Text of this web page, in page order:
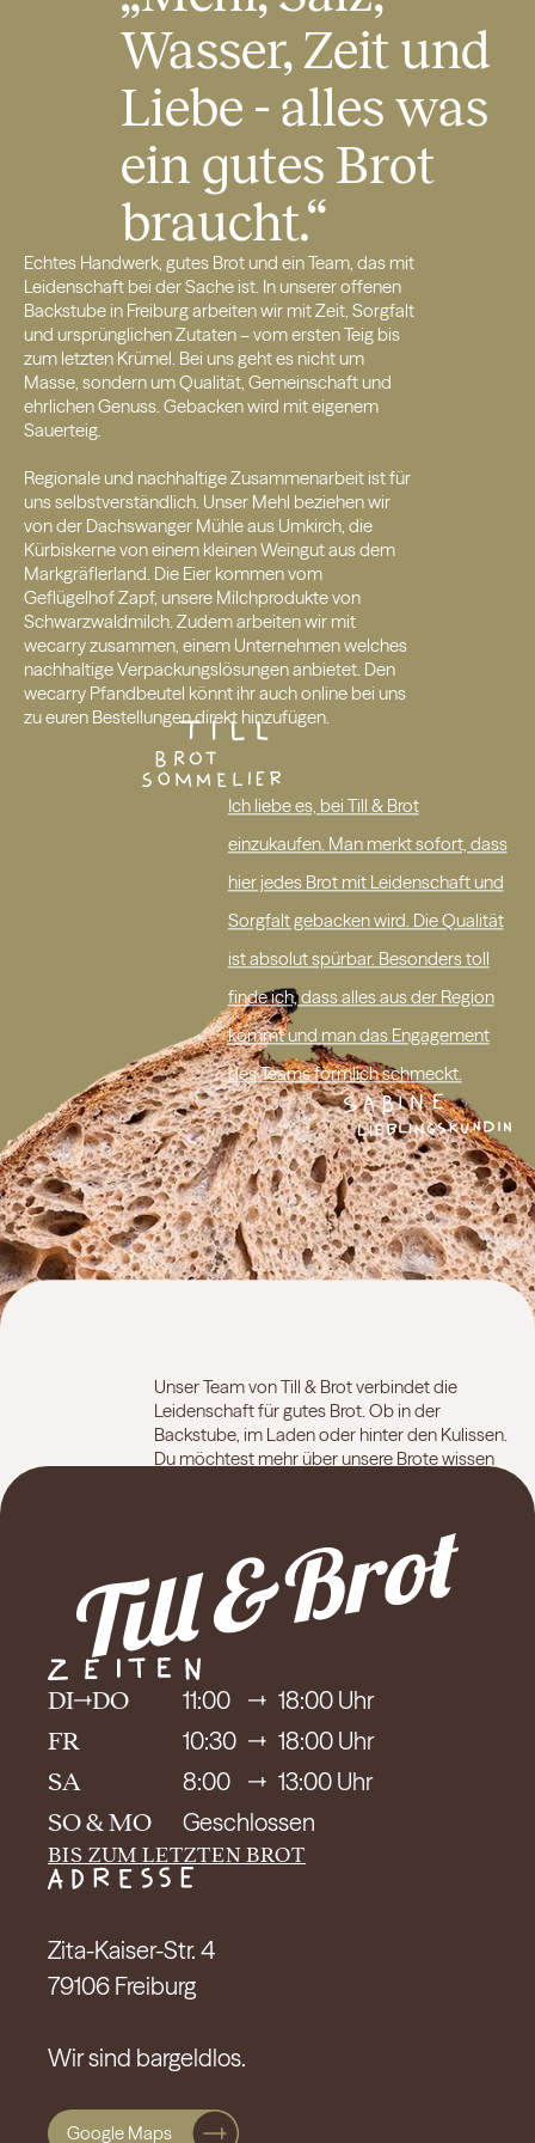
Wasser, Zeit und
Liebe - alles was
ein gutes Brot
braucht.“
Echtes Handwerk, gutes Brot und ein Team, das mit
Leidenschaft bei der Sache ist. In unserer offenen
Backstube in Freiburg arbeiten wir mit Zeit, Sorgfalt
und ursprünglichen Zutaten – vom ersten Teig bis
zum letzten Krümel. Bei uns geht es nicht um
Masse, sondern um Qualität, Gemeinschaft und
ehrlichen Genuss. Gebacken wird mit eigenem
Sauerteig.
Regionale und nachhaltige Zusammenarbeit ist für
uns selbstverständlich. Unser Mehl beziehen wir
von der Dachswanger Mühle aus Umkirch, die
Kürbiskerne von einem kleinen Weingut aus dem
Markgräflerland. Die Eier kommen vom
Geflügelhof Zapf, unsere Milchprodukte von
Schwarzwaldmilch. Zudem arbeiten wir mit
wecarry zusammen, einem Unternehmen welches
nachhaltige Verpackungslösungen anbietet. Den
wecarry Pfandbeutel könnt ihr auch online bei uns
zu euren Bestellungen direkt hinzufügen.
Ich liebe es, bei Till & Brot
einzukaufen. Man merkt sofort, dass
hier jedes Brot mit Leidenschaft und
Sorgfalt gebacken wird. Die Qualität
ist absolut spürbar. Besonders toll
finde ich, dass alles aus der Region
kommt und man das Engagement
des Teams förmlich schmeckt.
Unser Team von Till & Brot verbindet die
Leidenschaft für gutes Brot. Ob in der
Backstube, im Laden oder hinter den Kulissen.
Du möchtest mehr über unsere Brote wissen
Till
Tom
Mustafa
Clara
Bruno
Sayaka
DI DO 11:00 18:00 Uhr
FR 10:30 18:00 Uhr
SA 8:00 13:00 Uhr
SO & MO Geschlossen
BIS ZUM LETZTEN BROT
Zita-Kaiser-Str. 4
79106 Freiburg
Wir sind bargeldlos.
Google Maps